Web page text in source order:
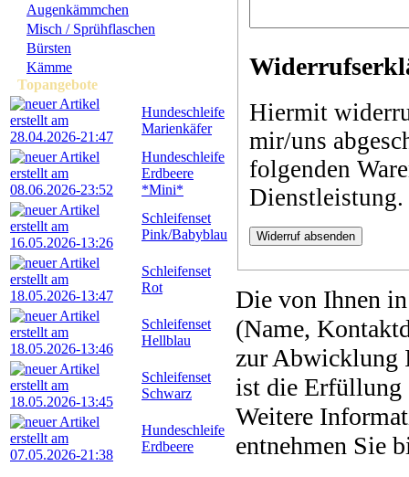
Augenkämmchen
Misch / Sprühflaschen
Bürsten
Kämme
Topangebote
Hundeschleife
Marienkäfer
Hundeschleife
Erdbeere
*Mini*
Schleifenset
Pink/Babyblau
Schleifenset
Rot
Schleifenset
Hellblau
Schleifenset
Schwarz
Hundeschleife
Erdbeere
Hiermit
mir/uns
folgenden
Dienstleistung.
Widerruf absenden
Die von Ihnen
(Name,
zur Abwicklung
ist die Erfüllung
Weitere
entnehmen Sie